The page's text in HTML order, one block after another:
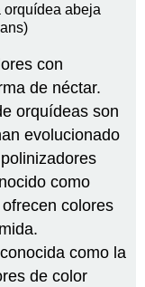
orquídea abeja
con
de néctar.
orquídeas son
evolucionado
como
colores
como la
de color